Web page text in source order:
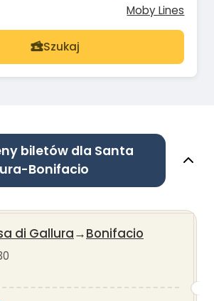
Moby Lines
Szukaj
biletów dla Santa
Bonifacio
di Gallura→Bonifacio